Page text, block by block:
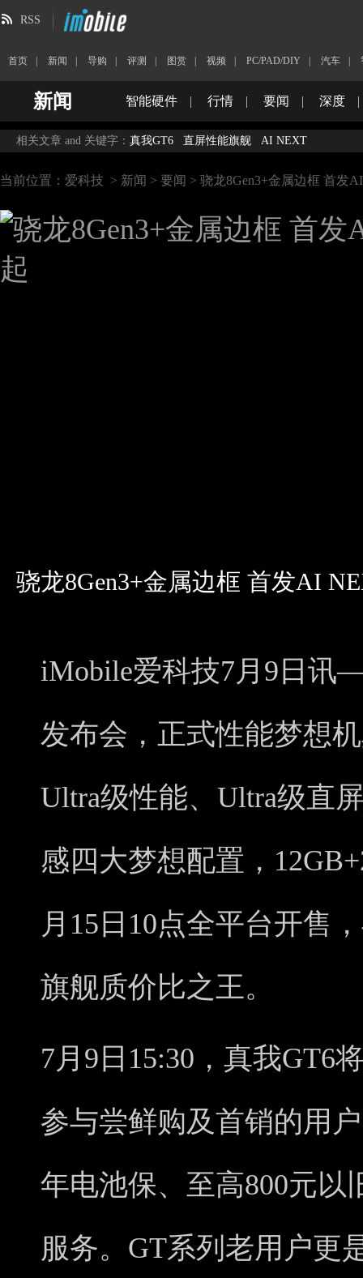
RSS
首页 新闻 导购 评测 图赏 视频 PC/PAD/DIY 汽车
新闻 智能硬件 | 行情 | 要闻 | 深度 |
相关文章 and 关键字： 真我GT6 直屏性能旗舰 AI NEXT
当前位置： 爱科技 > 新闻 > 要闻 > 骁龙8Gen3+金属边框 首发
骁龙8Gen3+金属边框 首发AI
iMobile爱科技7月9日讯
发布会，正式性能梦想
Ultra级性能、Ultra级直
感四大梦想配置，
月15日10点全平台开售
旗舰质价比之王。
7月9日15:30，真我GT6
参与尝鲜购及首销的用
年电池保、至高800元以
服务。GT系列老用户更